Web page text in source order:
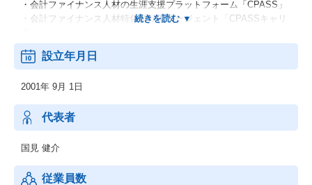
・会計ファイナンス人材の生涯支援プラットフォーム「CPASS」
・会計ファイナンス人材特化型転職エージェント「CPASSキャリ
これらの事業間のシナジーを活かし、さらなる成長を目指すた
め、現在増員募集を行っています。
設立年月日
2001年 9月 1日
代表者
国見 健介
従業員数